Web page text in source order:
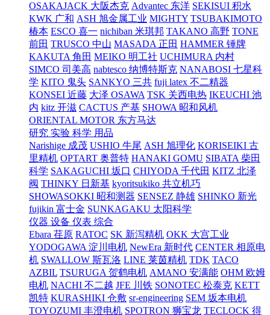
OSAKAJACK 大阪杰克 Advantec 东洋 SEKISUI 积水
KWK 广和 ASH 旭金属工业 MIGHTY TSUBAKIMOTO
椿本 ESCO 喜一 nichiban 米琪邦 TAKANO 高野 TONE
前田 TRUSCO 中山 MASADA 正田 HAMMER 锤牌
KAKUTA 角田 MEIKO 明工社 UCHIMURA 内村
SIMCO 司美高 nabtesco 纳博特斯克 NANABOSI 七星科
学 KITO 鬼头 SANKYO 三共 fuji latex 不二精器
KONSEI 近藤 大泽 OSAWA TSK 关西电热 IKEUCHI 池
内 kitz 开滋 CACTUS 产基 SHOWA 昭和风机
ORIENTAL MOTOR 东方马达
研究 实验 科学 用品
Narishige 成茂 USHIO 牛尾 ASH 旭理化 KORISEIKI 古
里精机 OPTART 奥普特 HANAKI GOMU SIBATA 柴田
科学 SAKAGUCHI 坂口 CHIYODA 千代田 KITZ 北泽
阀 THINKY 日新基 kyoritsukiko 共立机巧
SHOWASOKKI 昭和测器 SENSEZ 静雄 SHINKO 新光
fujikin 富士金 SUNKAGAKU 太阳科学
仪器 设备 仪表 综合
Ebara 荏原 RATOC SK 新泻精机 OKK 大宫工业
YODOGAWA 淀川电机 NewEra 新时代 CENTER 相原电
机 SWALLOW 斯瓦洛 LINE 莱茵精机 TDK TACO
AZBIL TSURUGA 贺鹤电机 AMANO 安满能 OHM 欧姆
电机 NACHI 不二越 JFE 川铁 SONOTEC 松泰克 KETT
凯特 KURASHIKI 仓敷 sr-engineering SEM 坂本电机
TOYOZUMI 丰澄电机 SPOTRON 狮宝龙 TECLOCK 得